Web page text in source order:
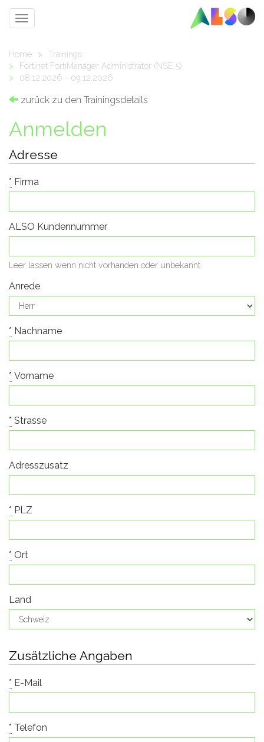
Toggle
Home >
Trainings
>
Fortinet FortiManager Administrator (NSE 5)
>
08.12.2026 - 09.12.2026
zurück zu den Trainingsdetails
Anmelden
Adresse
* Firma
ALSO Kundennummer
Leer lassen wenn nicht vorhanden oder unbekannt
Anrede
* Nachname
* Vorname
* Strasse
Adresszusatz
* PLZ
* Ort
Land
Zusätzliche Angaben
* E-Mail
* Telefon